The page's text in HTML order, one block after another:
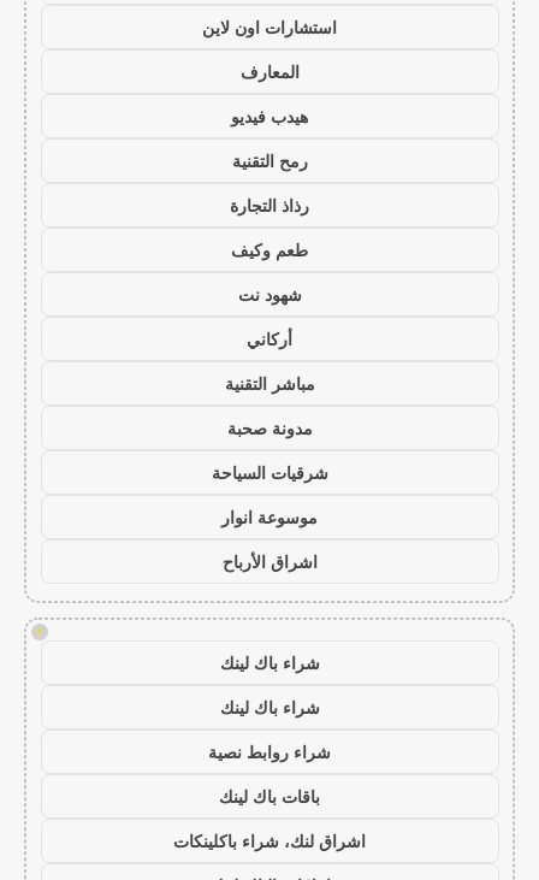
استشارات اون لاين
المعارف
هيدب فيديو
رمح التقنية
رذاذ التجارة
طعم وكيف
شهود نت
أركاني
مباشر التقنية
مدونة صحبة
شرقيات السياحة
موسوعة انوار
اشراق الأرباح
!
شراء باك لينك
شراء باك لينك
شراء روابط نصية
باقات باك لينك
اشراق لنك، شراء باكلينكات